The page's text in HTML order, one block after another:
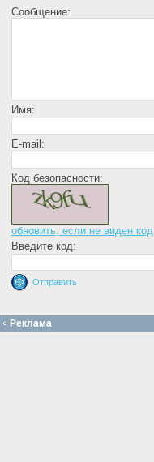
Сообщение:
Имя:
E-mail:
Код безопасности:
обновить, если не виден код
Введите код:
Реклама